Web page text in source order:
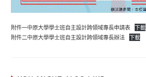
附件一中原大學學士班自主設計跨領域專長申請表 下載
附件二中原大學學士班自主設計跨領域專長辦法 下載